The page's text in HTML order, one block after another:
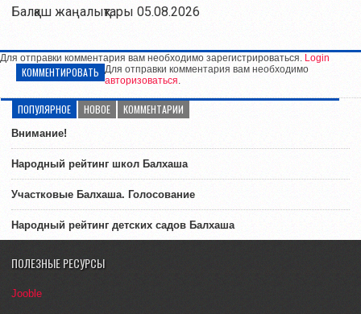
Балқаш жаңалықтары 05.08.2026
Для отправки комментария вам необходимо зарегистрироваться. Login
КОММЕНТИРОВАТЬ Для отправки комментария вам необходимо
авторизоваться.
ПОПУЛЯРНОЕ НОВОЕ КОММЕНТАРИИ
Внимание!
Народный рейтинг школ Балхаша
Участковые Балхаша. Голосование
Народный рейтинг детских садов Балхаша
ПОЛЕЗНЫЕ РЕСУРСЫ
Jooble